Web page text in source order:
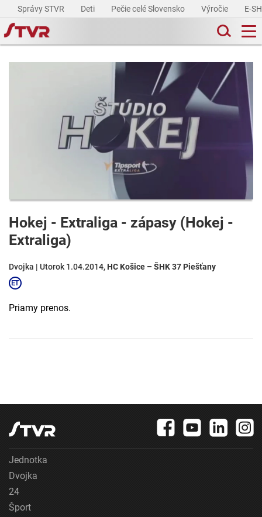
Správy STVR Deti Pečie celé Slovensko Výročie E-
Hokej - Extraliga - zápasy (Hokej -
Extraliga)
Dvojka | Utorok 1.04.2014, HC Košice – ŠHK 37 Piešťany
Priamy prenos.
Jednotka
Dvojka
24
Šport